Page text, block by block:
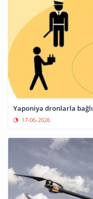
Yaponiya dronlarla
17-06-2026